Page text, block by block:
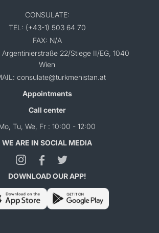
CONSULATE:
TEL: (+43-1) 503 64 70
FAX: N/A
Argentinierstraße 22/Stiege II/EG, 1040
Wien
consulate@turkmenistan.at
Appointments
Call center
Tu, We, Fr : 10:00 - 12:00
WE ARE IN SOCIAL MEDIA
DOWNLOAD OUR APP!